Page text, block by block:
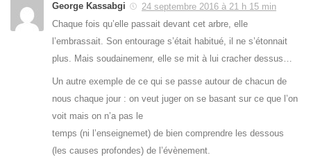
George Kassabgi
24 septembre 2016 à 21 h 15 min
Chaque fois qu’elle passait devant cet arbre, elle
l’embrassait. Son entourage s’était habitué, il ne s’étonnait
plus. Mais soudainemenr, elle se mit à lui cracher dessus…
Un autre exemple de ce qui se passe autour de chacun de
nous chaque jour : on veut juger on se basant sur ce que l’on
voit mais on n’a pas le
temps (ni l’enseignemet) de bien comprendre les dessous
(les causes profondes) de l’évènement.